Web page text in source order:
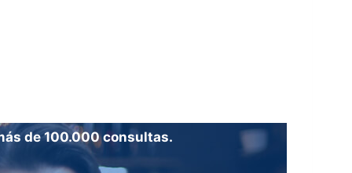
de 100.000 consultas.